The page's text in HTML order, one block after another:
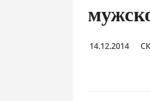
14.12.2014